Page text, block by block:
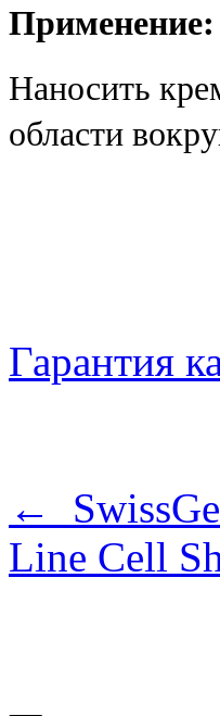
Применение:
Наносить
области
Гарантия
←
Line Cell